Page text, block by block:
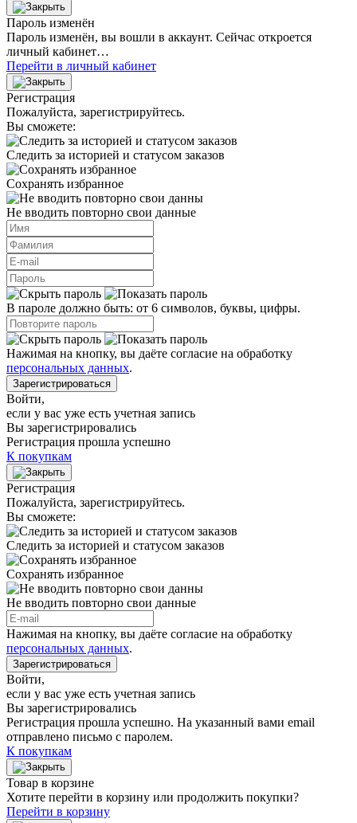
Пароль изменён
Пароль изменён, вы вошли в аккаунт. Сейчас откроется
личный кабинет…
Перейти в личный кабинет
Регистрация
Пожалуйста, зарегистрируйтесь.
Вы сможете:
Следить за историей и статусом заказов
Сохранять избранное
Не вводить повторно свои данные
В пароле должно быть: от 6 символов, буквы, цифры.
Нажимая на кнопку, вы даёте согласие на обработку
персональных данных.
Зарегистрироваться
Войти,
если у вас уже есть учетная запись
Вы зарегистрировались
Регистрация прошла успешно
К покупкам
Регистрация
Пожалуйста, зарегистрируйтесь.
Вы сможете:
Следить за историей и статусом заказов
Сохранять избранное
Не вводить повторно свои данные
Нажимая на кнопку, вы даёте согласие на обработку
персональных данных.
Зарегистрироваться
Войти,
если у вас уже есть учетная запись
Вы зарегистрировались
Регистрация прошла успешно. На указанный вами email
отправлено письмо с паролем.
К покупкам
Товар в корзине
Хотите перейти в корзину или продолжить покупки?
Перейти в корзину